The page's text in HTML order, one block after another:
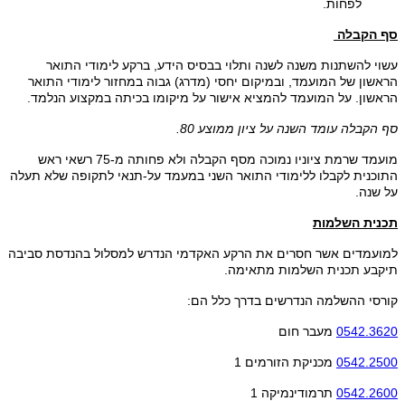
לפחות.
סף הקבלה
עשוי להשתנות משנה לשנה ותלוי בבסיס הידע, ברקע לימודי התואר
הראשון של המועמד, ובמיקום יחסי (מדרג) גבוה במחזור לימודי התואר
הראשון. על המועמד להמציא אישור על מיקומו בכיתה במקצוע הנלמד.
סף הקבלה עומד השנה על ציון ממוצע 80.
מועמד שרמת ציוניו נמוכה מסף הקבלה ולא פחותה מ-75 רשאי ראש
התוכנית לקבלו ללימודי התואר השני במעמד על-תנאי לתקופה שלא תעלה
על שנה.
תכנית השלמות
למועמדים אשר חסרים את הרקע האקדמי הנדרש למסלול בהנדסת סביבה
תיקבע תכנית השלמות מתאימה.
קורסי ההשלמה הנדרשים בדרך כלל הם:
0542.3620 מעבר חום
0542.2500 מכניקת הזורמים 1
0542.2600 תרמודינמיקה 1